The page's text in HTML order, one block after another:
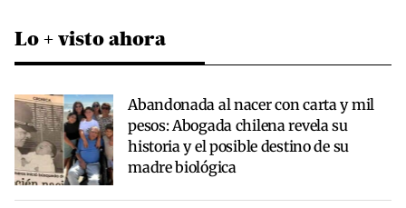
Lo + visto ahora
Abandonada al nacer con carta y mil
pesos: Abogada chilena revela su
historia y el posible destino de su
madre biológica